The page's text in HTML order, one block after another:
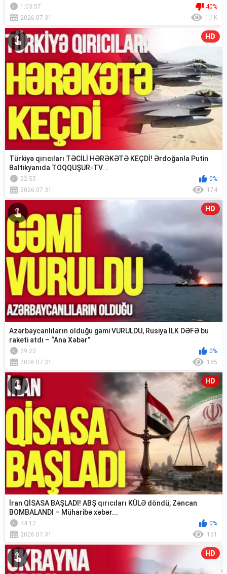
1:03:57
40%
2026.07.31
1.1K
HD
Türkiyə qırıcıları TƏCİLİ HƏRƏKƏTƏ KEÇDİ! Ərdoğanla Putin
Baltikyanıda TOQQUŞUR-TV...
52:55
0%
2026.07.31
174
HD
Azərbaycanlıların olduğu gəmi VURULDU, Rusiya İLK DƏFƏ bu
raketi atdı – “Ana Xəbər”
29:20
0%
2026.07.31
185
HD
İran QİSASA BAŞLADI! ABŞ qırıcıları KÜLƏ döndü, Zəncan
BOMBALANDI – Müharibə xəbər...
44:12
0%
2026.07.31
151
HD